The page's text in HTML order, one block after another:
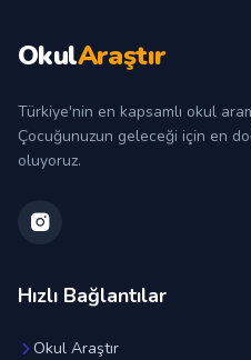
OkulAraştır
Türkiye'nin en kapsamlı okul
Çocuğunuzun geleceği için en
oluyoruz.
Hızlı Bağlantılar
Okul Araştır